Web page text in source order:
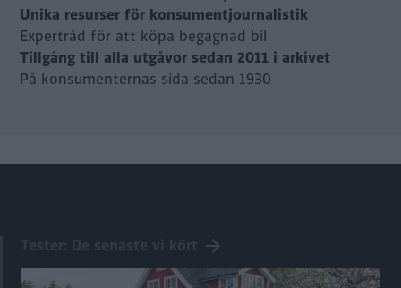
Unika resurser för konsumentjournalistik
Expertråd för att köpa begagnad bil
Tillgång till alla utgåvor sedan 2011 i arkivet
På konsumenternas sida sedan 1930